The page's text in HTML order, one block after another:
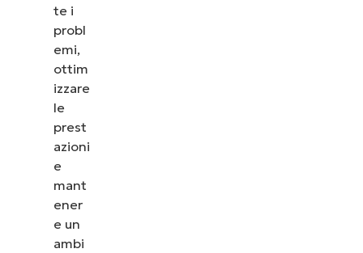
te i
probl
emi,
ottim
izzare
le
prest
azioni
e
mant
ener
e un
ambi